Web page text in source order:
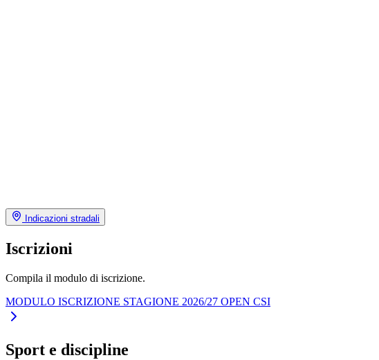
Indicazioni stradali
Iscrizioni
Compila il modulo di iscrizione.
MODULO ISCRIZIONE STAGIONE 2026/27 OPEN CSI
Sport e discipline